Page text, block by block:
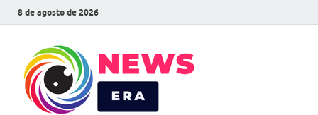
8 de agosto de 2026